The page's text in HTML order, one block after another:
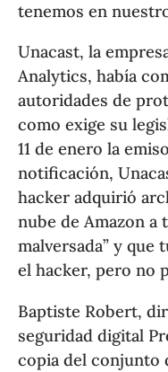
tenemos en
Unacast, la
Analytics, había
autoridades de
como exige su
11 de enero la
notificación,
hacker adquirió
nube de Amazon a
malversada” y
el hacker, pero no
Baptiste Robert,
seguridad digital
copia del